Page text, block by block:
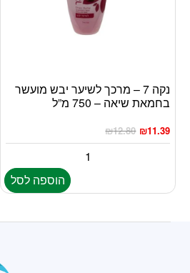
נקה 7 – מרכך לשיער יבש מועשר
בחמאת שיאה – 750 מ”ל
₪12.80 ₪11.39
הוספה לסל